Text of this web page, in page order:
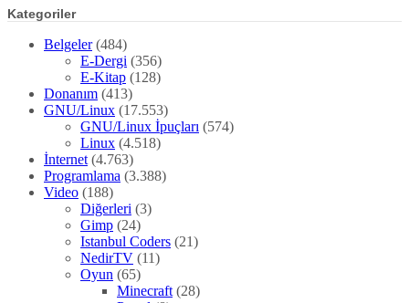
Kategoriler
Belgeler(484)
E-Dergi (356)
E-Kitap (128)
Donanım (413)
GNU/Linux (17.553)
GNU/Linux İpuçları (574)
Linux (4.518)
İnternet (4.763)
Programlama (3.388)
Video (188)
Diğerleri (3)
Gimp (24)
Istanbul Coders (21)
NedirTV (11)
Oyun (65)
Minecraft (28)